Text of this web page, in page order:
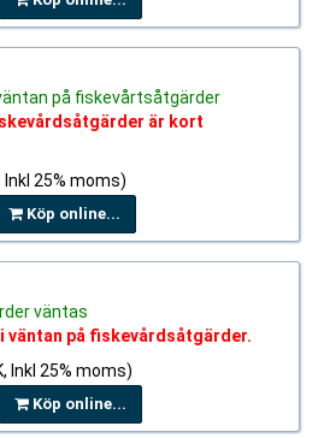
på fiskevårtsåtgärder
är kort
Inkl 25% moms)
Köp online...
väntas
väntan på fiskevårdsåtgärder.
Inkl 25% moms)
Köp online...